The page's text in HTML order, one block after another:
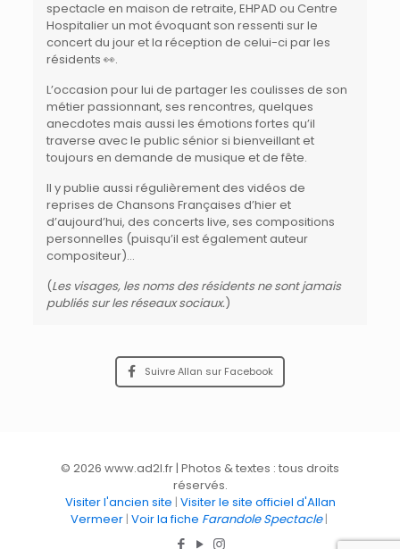
spectacle en maison de retraite, EHPAD ou Centre
Hospitalierun mot évoquant son ressenti sur le
concert du jour et la réception de celui-ci par les
résidents 👀.
L’occasion pour lui de partager les coulisses de son
métier passionnant, ses rencontres, quelques
anecdotes mais aussi les émotions fortes qu’il
traverse avec le public sénior si bienveillant et
toujours en demande de musique et de fête.
Il y publie aussi régulièrement des vidéos de
reprises de Chansons Françaises d’hier et
d’aujourd’hui, des concerts live, ses compositions
personnelles (puisqu’il est également auteur
compositeur)…
(Les visages, les noms des résidents ne sont jamais
publiés sur les réseaux sociaux.)
Suivre Allan sur Facebook
© 2026 www.ad2l.fr | Photos & textes : tous droits
réservés.
Visiter l'ancien site | Visiter le site officiel d'Allan
Vermeer| Voir la fiche Farandole Spectacle|